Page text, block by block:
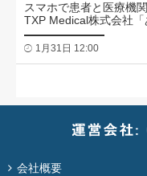
スマホで患者と医療機
TXP Medical株式会社「
1月31日 12:00
会社概要